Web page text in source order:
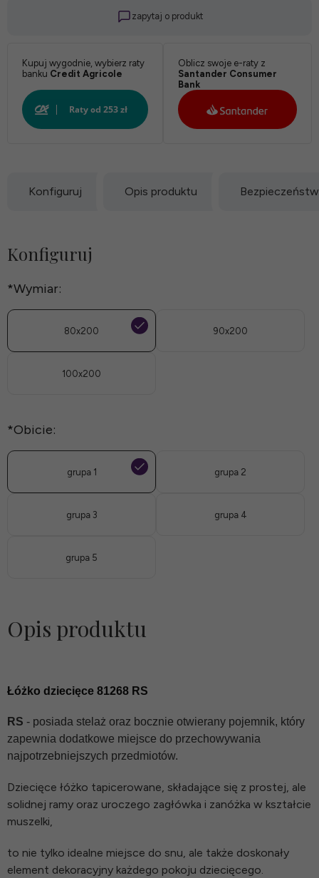
zapytaj o produkt
Kupuj wygodnie, wybierz raty
banku Credit Agricole
Oblicz swoje e-raty z
Santander Consumer
Bank
Konfiguruj Opis produktu
Konfiguruj
*Wymiar:
80x200 90x200
100x200
*Obicie:
grupa 1 grupa 2
grupa 3 grupa 4
grupa 5
Opis produktu
Łóżko dziecięce 81268 RS
RS - posiada stelaż oraz bocznie otwierany pojemnik, który
zapewnia dodatkowe miejsce do przechowywania
najpotrzebniejszych przedmiotów.
Dziecięce łóżko tapicerowane, składające się z prostej, ale
solidnej ramy oraz uroczego zagłówka i zanóżka w kształcie
muszelki,
to nie tylko idealne miejsce do snu, ale także doskonały
element dekoracyjny każdego pokoju dziecięcego.